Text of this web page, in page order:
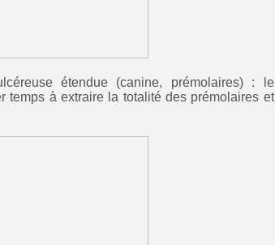
étendue (canine, prémolaires) : le
temps à extraire la totalité des prémolaires et